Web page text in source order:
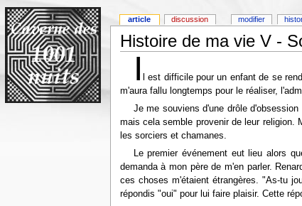
Histoire de ma vie V -
I
l est difficile pour un enfant de se
m'aura fallu longtemps pour le réaliser,
Je me souviens d'une drôle
mais cela semble provenir de leur religion.
les sorciers et chamanes.
Le premier événement eut lieu alors
demanda à mon père de m'en parler.
ces choses m'étaient étrangères. "As-tu
répondis "oui" pour lui faire plaisir. Cette
article discussion modifier